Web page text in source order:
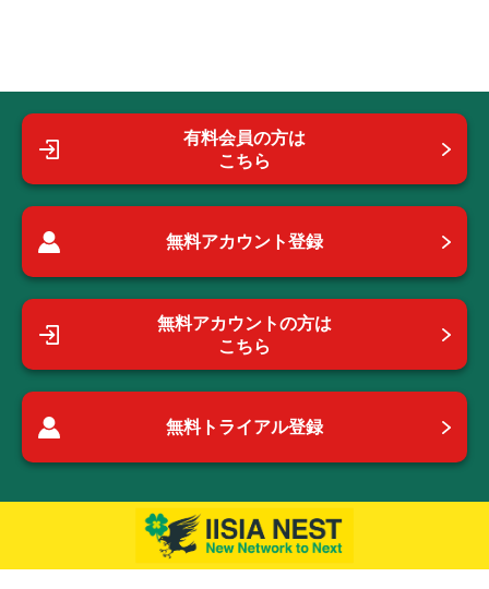
有料会員の方は
こちら
無料アカウント登録
無料アカウントの方は
こちら
無料トライアル登録